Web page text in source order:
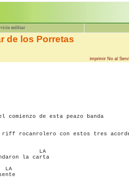
militar
de los Porretas
imprimir No al
de esta peazo banda
riff rocanrolero con estos tres
LA
la carta